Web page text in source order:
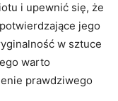
i upewnić się, że
jego
w⁤ sztuce
warto
prawdziwego